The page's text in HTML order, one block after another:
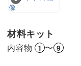
材料キット
内容物 1 〜 9